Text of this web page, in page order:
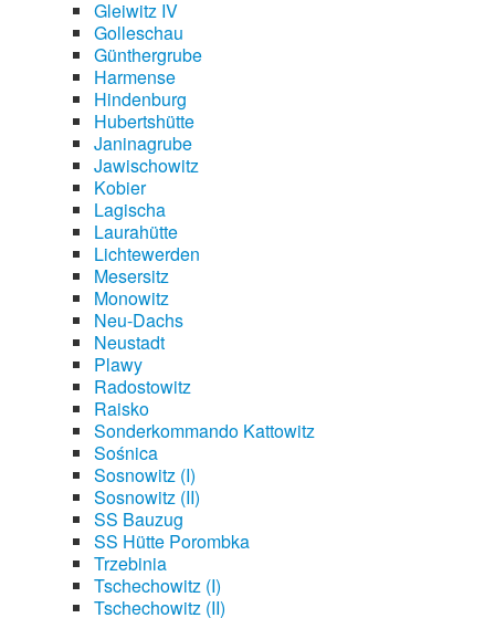
Gleiwitz IV
Golleschau
Günthergrube
Harmense
Hindenburg
Hubertshütte
Janinagrube
Jawischowitz
Kobier
Lagischa
Laurahütte
Lichtewerden
Mesersitz
Monowitz
Neu-Dachs
Neustadt
Plawy
Radostowitz
Raisko
Sonderkommando Kattowitz
Sośnica
Sosnowitz (I)
Sosnowitz (II)
SS Bauzug
SS Hütte Porombka
Trzebinia
Tschechowitz (I)
Tschechowitz (II)